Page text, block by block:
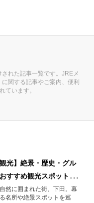
された記事一覧です。JREメ
関する記事やご案内、便利
ています。
光】絶景・歴史・グル
すすめ観光スポットを
然に囲まれた街、下田。幕
名所や絶景スポットを巡